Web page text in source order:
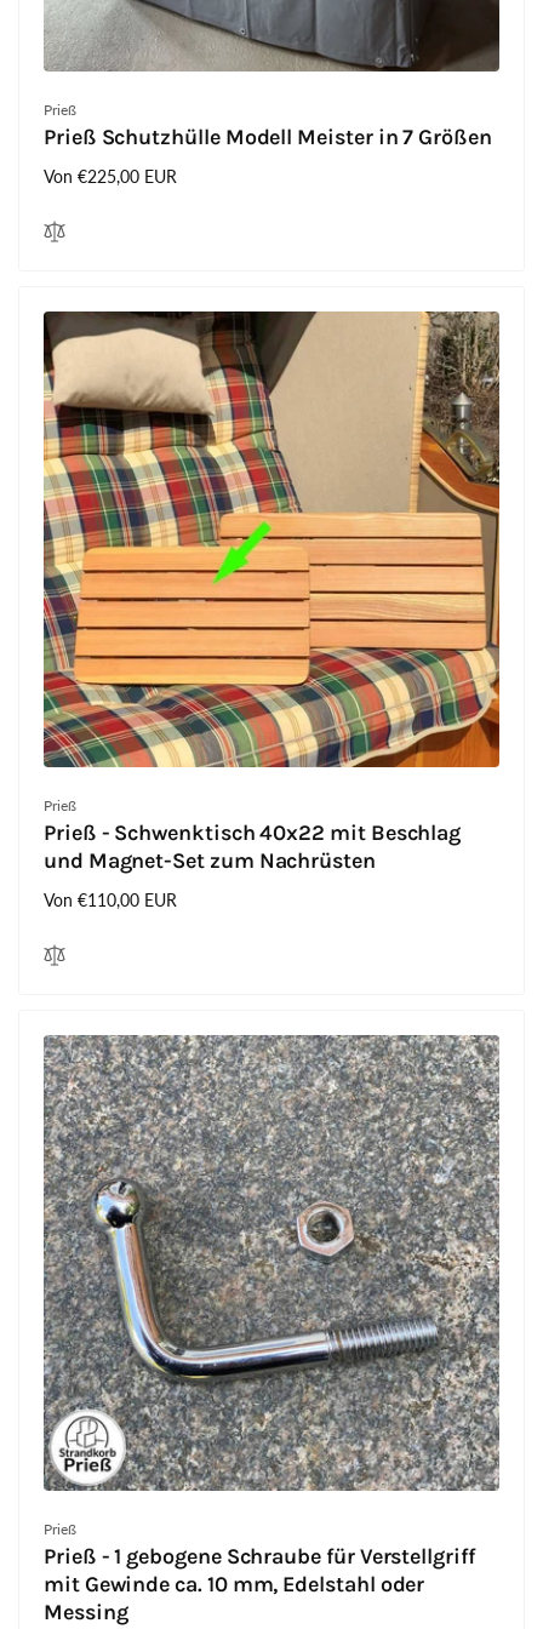
Anbieter:
Prieß
Prieß Schutzhülle Modell Meister in 7 Größen
Normaler
Von €225,00 EUR
Anbieter:
Prieß
Prieß - Schwenktisch 40x22 mit Beschlag
und Magnet-Set zum Nachrüsten
Normaler
Von €110,00 EUR
Anbieter:
Prieß
Prieß - 1 gebogene Schraube für Verstellgriff
mit Gewinde ca. 10 mm, Edelstahl oder
Messing